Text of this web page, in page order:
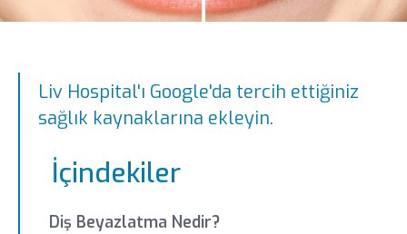
Liv Hospital'ı Google'da tercih ettiğiniz
sağlık kaynaklarına ekleyin.
İçindekiler
Diş Beyazlatma Nedir?